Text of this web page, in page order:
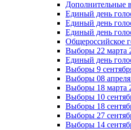
Дополнительные
Единый день
Единый день
Единый день
Общероссийское
Выборы 22 марта
Единый день
Выборы 9
Выборы 08 апреля
Выборы 18 марта
Выборы 10
Выборы 18
Выборы 27
Выборы 14